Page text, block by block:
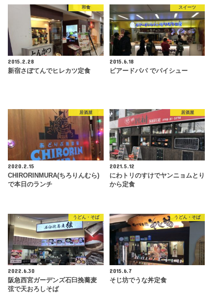
和食
2015.2.28
新宿さぼてんでヒレカツ定食
スイーツ
2015.6.18
ビアードパパ でパイシュー
居酒屋
2020.2.15
CHIRORINMURA(ちろりんむら)
で本日のランチ
居酒屋
2021.5.12
にわトリのすけでヤンニョムとり
から定食
うどん・そば
2022.6.30
阪急西宮ガーデンズ石臼挽蕎麦
弦で天おろしそば
うどん・そば
2015.6.7
そじ坊でうな丼定食